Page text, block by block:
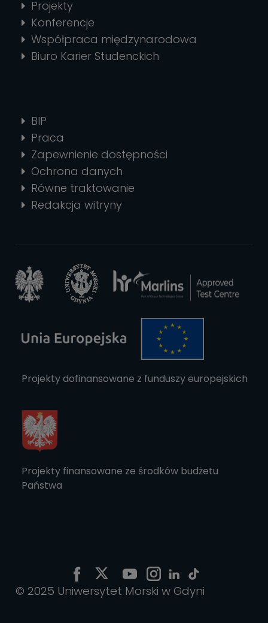
Projekty
Konferencje
Współpraca międzynarodowa
Biuro Karier Studenckich
BIP
Praca
Zapewnienie dostępności
Ochrona danych
Równe traktowanie
Redakcja witryny
Projekty dofinansowane z funduszy europejskich
Projekty finansowane ze środków budżetu
Państwa
© 2025 Uniwersytet Morski w Gdyni